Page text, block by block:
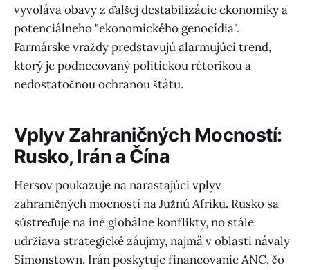
vyvoláva obavy z ďalšej destabilizácie ekonomiky a
potenciálneho "ekonomického genocídia".
Farmárske vraždy predstavujú alarmujúci trend,
ktorý je podnecovaný politickou rétorikou a
nedostatočnou ochranou štátu.
Vplyv Zahraničných Mocností:
Rusko, Irán a Čína
Hersov poukazuje na narastajúci vplyv
zahraničných mocností na Južnú Afriku. Rusko sa
sústreďuje na iné globálne konflikty, no stále
udržiava strategické záujmy, najmä v oblasti návaly
Simonstown. Irán poskytuje financovanie ANC, čo